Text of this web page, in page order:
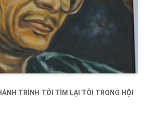
TRÌNH TÔI TÌM LẠI TÔI TRONG HỘI